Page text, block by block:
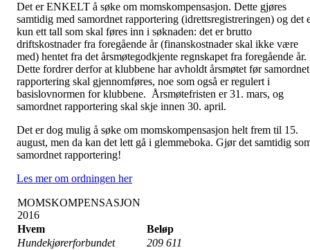
Det er ENKELT å søke om momskompensasjon. Dette gjøres
samtidig med samordnet rapportering (idrettsregistreringen) og det
kun ett tall som skal føres inn i søknaden: det er brutto
driftskostnader fra foregående år (finanskostnader skal ikke være
med) hentet fra det årsmøtegodkjente regnskapet fra foregående år.
Dette fordrer derfor at klubbene har avholdt årsmøtet før samordnet
rapportering skal gjennomføres, noe som også er regulert i
basislovnormen for klubbene. Årsmøtefristen er 31. mars, og
samordnet rapportering skal skje innen 30. april.
Det er dog mulig å søke om momskompensasjon helt frem til 15.
august, men da kan det lett gå i glemmeboka. Gjør det samtidig
samordnet rapportering!
Les mer om ordningen her
MOMSKOMPENSASJON
2016
Hvem
Beløp
Hundekjørerforbundet
209 611